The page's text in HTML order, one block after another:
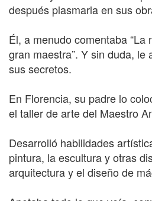
después plasmarla en sus
Él, a menudo comentaba “La
gran maestra”. Y sin duda, le
sus secretos.
En Florencia, su padre lo
el taller de arte del Maestro
Desarrolló habilidades
pintura, la escultura y otras
arquitectura y el diseño de